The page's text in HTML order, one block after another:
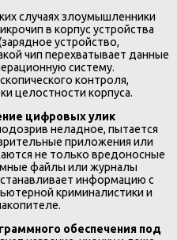
случаях злоумышленники
в корпус устройства
устройство,
чип перехватывает данные
систему.
контроля,
целостности корпуса.
цифровых улик
неладное, пытается
приложения или
не только вредоносные
файлы или журналы
информацию с
криминалистики и
обеспечения под